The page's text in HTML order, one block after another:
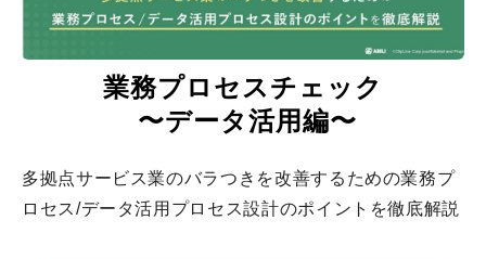
業務プロセスチェック
〜データ活用編〜
多拠点サービス業のバラつきを改善するための業務プ
ロセス/データ活用プロセス設計のポイントを徹底解説